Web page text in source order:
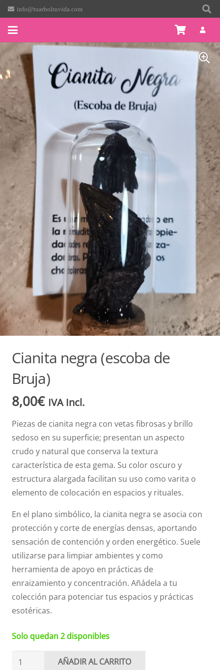
info@tuarboltuvida.com
Cianita negra (escoba de
Bruja)
8,00€ IVA Incl.
Piezas de cianita negra con vetas fibrosas y brillo
sedoso en su superficie; presentan un aspecto
crudo y natural que conserva la textura
característica de esta gema. Su color oscuro y
estructura alargada facilitan su uso como varita o
elemento de colocación en espacios y rituales.
En el plano simbólico, la cianita negra se asocia con
protección y corte de energías densas, aportando
sensación de contención y orden energético. Suele
utilizarse para limpiar ambientes y como
herramienta de apoyo en prácticas de
enraizamiento y concentración. Añádela a tu
colección para potenciar tus espacios y prácticas
esotéricas.
Solo quedan 2 disponibles
Cianita
AÑADIR AL CARRITO